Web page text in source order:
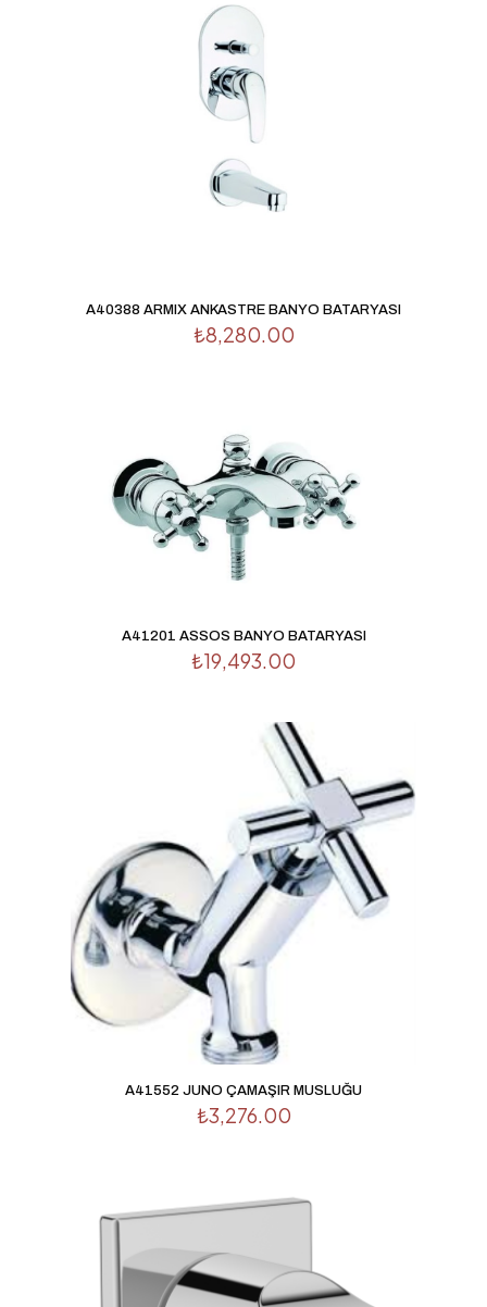
A40388 ARMIX ANKASTRE BANYO BATARYASI
₺8,280.00
A41201 ASSOS BANYO BATARYASI
₺19,493.00
A41552 JUNO ÇAMAŞIR MUSLUĞU
₺3,276.00